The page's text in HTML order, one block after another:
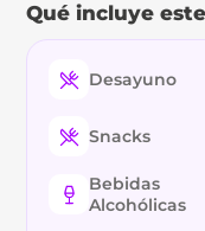
Qué incluye
Desayuno
Snacks
Bebidas
Alcohólicas